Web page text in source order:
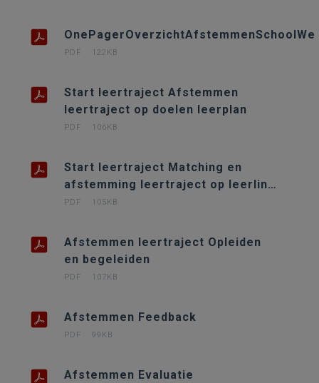
PDF 122KB
Start leertraject Afstemmen
leertraject op doelen leerplan
PDF 106KB
Start leertraject Matching en
afstemming leertraject op leerling
en werkplek
PDF 105KB
Afstemmen leertraject Opleiden
en begeleiden
PDF 107KB
Afstemmen Feedback
PDF 99KB
Afstemmen Evaluatie